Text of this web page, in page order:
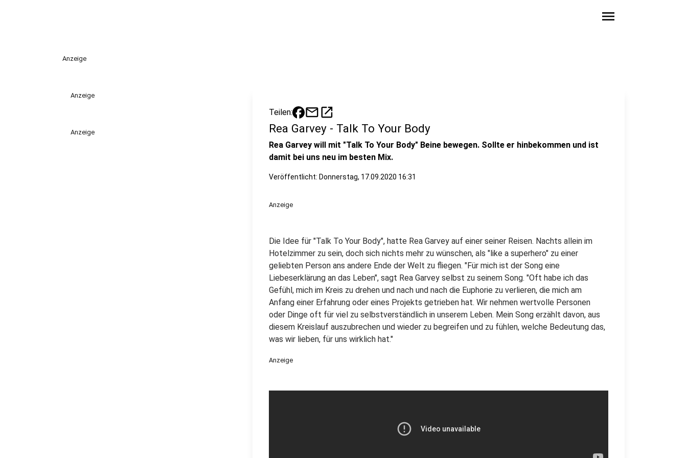
menu
Anzeige
Anzeige
Anzeige
Teilen: mailopen_in_new
Rea Garvey - Talk To Your Body
Rea Garvey will mit "Talk To Your Body" Beine bewegen. Sollte er hinbekommen und ist
damit bei uns neu im besten Mix.
Veröffentlicht: Donnerstag, 17.09.2020 16:31
Anzeige
Die Idee für "Talk To Your Body", hatte Rea Garvey auf einer seiner Reisen. Nachts allein im
Hotelzimmer zu sein, doch sich nichts mehr zu wünschen, als "like a superhero" zu einer
geliebten Person ans andere Ende der Welt zu fliegen. "Für mich ist der Song eine
Liebeserklärung an das Leben", sagt Rea Garvey selbst zu seinem Song. "Oft habe ich das
Gefühl, mich im Kreis zu drehen und nach und nach die Euphorie zu verlieren, die mich am
Anfang einer Erfahrung oder eines Projekts getrieben hat. Wir nehmen wertvolle Personen
oder Dinge oft für viel zu selbstverständlich in unserem Leben. Mein Song erzählt davon, aus
diesem Kreislauf auszubrechen und wieder zu begreifen und zu fühlen, welche Bedeutung das,
was wir lieben, für uns wirklich hat."
Anzeige